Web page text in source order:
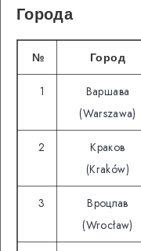
Города
№ Город
1
Варшава
(Warszawa)
2
Краков
(Kraków)
3
Вроцлав
(Wrocław)